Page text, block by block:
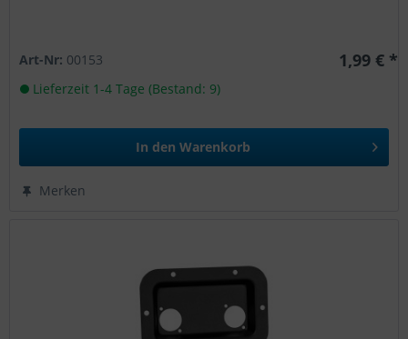
Art-Nr: 00153 1,99 € *
Lieferzeit 1-4 Tage (Bestand: 9)
In den Warenkorb
Merken